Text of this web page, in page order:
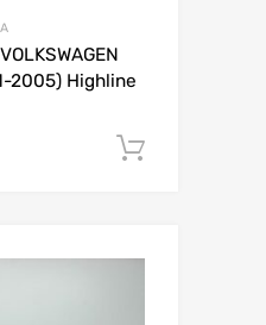
2005) Highline